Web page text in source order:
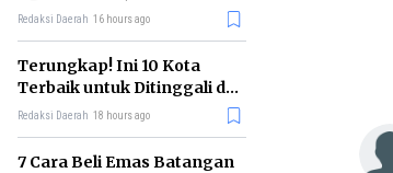
Kini Berapa Rupiah?
Redaksi Daerah 16 hours ago
Terungkap! Ini 10 Kota
Terbaik untuk Ditinggali di
Dunia Tahun 2026
Redaksi Daerah 18 hours ago
7 Cara Beli Emas Batangan